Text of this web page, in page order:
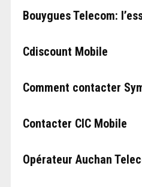
Bouygues Telecom:
Cdiscount Mobile
Comment contacter
Contacter CIC Mobile
Opérateur Auchan